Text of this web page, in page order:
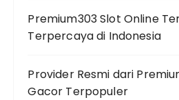
Premium303 Slot Online
Terpercaya di Indonesia
Provider Resmi dari
Gacor Terpopuler